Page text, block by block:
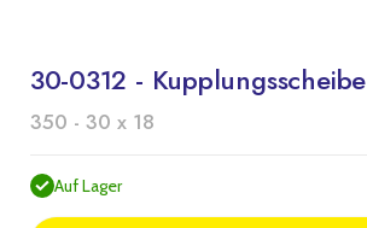
30-0312 - Kupplungsscheibe
350 - 30 x 18
Auf Lager